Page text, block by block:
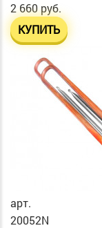
2 660 руб.
КУПИТЬ
арт.
20052N